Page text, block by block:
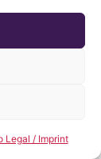
Legal / Imprint